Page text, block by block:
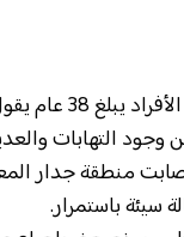
هي تجربة لأحد
وجود التهابات
منطقة جدار
سيئة باستمرار.